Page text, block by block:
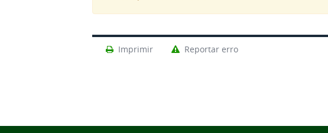
Imprimir Reportar erro